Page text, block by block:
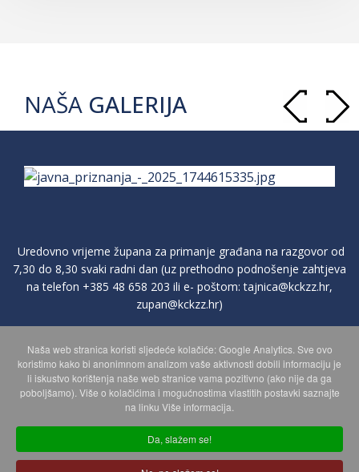
NAŠA GALERIJA
Uredovno vrijeme župana za primanje građana na razgovor od
7,30 do 8,30 svaki radni dan (uz prethodno podnošenje zahtjeva
na telefon +385 48 658 203 ili e- poštom:tajnica@kckzz.hr,
zupan@kckzz.hr)
POLITIKA ZAŠTITE PRIVATNOSTI OSOBNIH PODATAKA
MAPA WEBA
Copyright © 2026 Koprivničko - križevačka županija. Sva prava
Naša web stranica koristi sljedeće kolačiće: Google Analytics. Sve ovo
koristimo kako bi anonimnom analizom vaše aktivnosti dobili informaciju je
li iskustvo korištenja naše web stranice vama pozitivno (ako nije da ga
poboljšamo). Više o kolačićima i mogućnostima vlastitih postavki saznajte
na linku Više informacija.
Da, slažem se!